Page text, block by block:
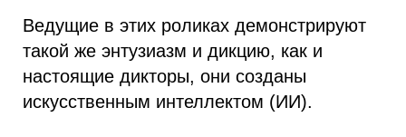
Ведущие в этих роликах демонстрируют
такой же энтузиазм и дикцию, как и
настоящие дикторы, они созданы
искусственным интеллектом (ИИ).